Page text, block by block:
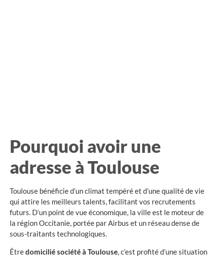
Pourquoi avoir une
adresse à Toulouse
Toulouse bénéficie d’un climat tempéré et d’une qualité de vie
qui attire les meilleurs talents, facilitant vos recrutements
futurs. D’un point de vue économique, la ville est le moteur de
la région Occitanie, portée par Airbus et un réseau dense de
sous-traitants technologiques.
Êtredomicilié société à Toulouse, c’est profité d’une situation